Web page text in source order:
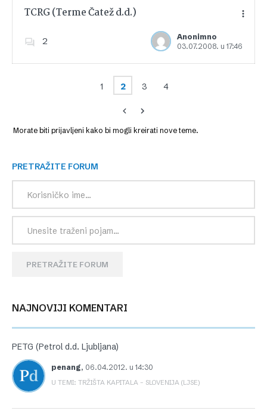
TCRG (Terme Čatež d.d.)
2
Anonimno
03.07.2008. u 17:46
Dodajte u favorite
1 2 3 4
Morate biti prijavljeni kako bi mogli kreirati nove teme.
PRETRAŽITE FORUM
PRETRAŽITE FORUM
NAJNOVIJI KOMENTARI
PETG (Petrol d.d. Ljubljana)
penang, 06.04.2012. u 14:30
U TEMI: TRŽIŠTA KAPITALA – SLOVENIJA (LJSE)